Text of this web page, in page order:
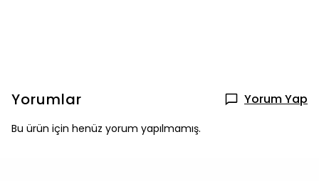
Yorumlar Yorum Yap
Bu ürün için henüz yorum yapılmamış.